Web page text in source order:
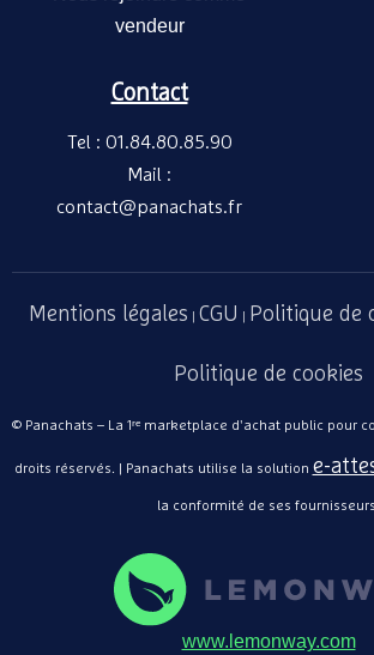
vendeur
Contact
Tel : 01.84.80.85.90
Mail :
contact@panachats.fr
Mentions légales CGU Politique de
Politique de cookies
© Panachats – La 1ʳᵉ marketplace d'achat public pour
droits réservés. | Panachats utilise la solution e-
la conformité de ses
www.lemonway.com